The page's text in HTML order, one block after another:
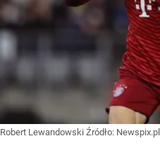
Robert Lewandowski Źródło: Newspix.pl